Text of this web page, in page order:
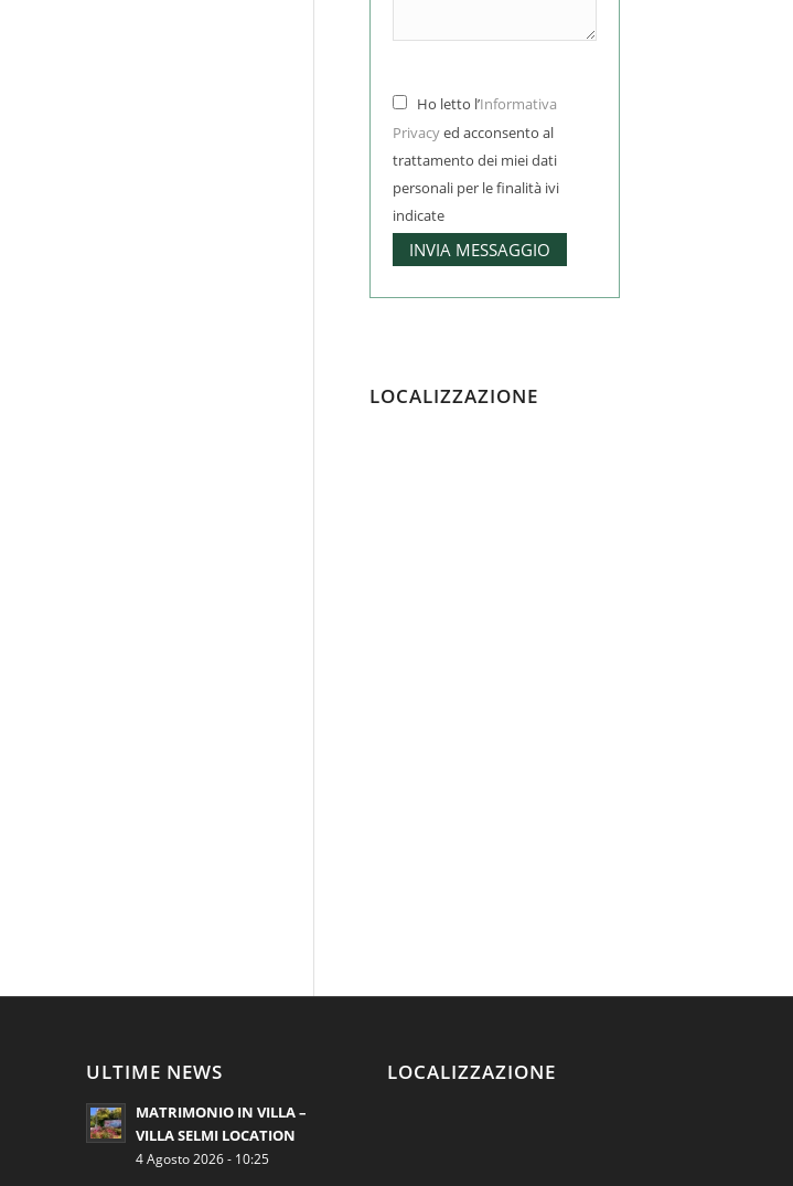
Ho letto l’Informativa
Privacyed acconsento al
trattamento dei miei dati
personali per le finalità ivi
indicate
LOCALIZZAZIONE
ULTIME NEWS
MATRIMONIO IN VILLA –
VILLA SELMI LOCATION
4 Agosto 2026 - 10:25
LOCALIZZAZIONE